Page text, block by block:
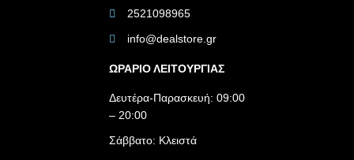
2521098965
info@dealstore.gr
ΩΡΑΡΙΟ ΛΕΙΤΟΥΡΓΙΑΣ​
Δευτέρα-Παρασκευή: 09:00
– 20:00
Σάββατο: Κλειστά